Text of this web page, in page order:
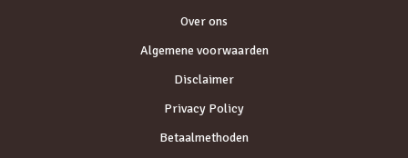
Over ons
Algemene voorwaarden
Disclaimer
Privacy Policy
Betaalmethoden